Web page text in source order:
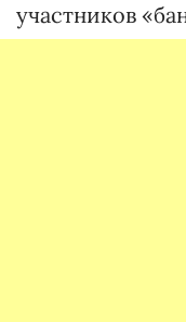
участников